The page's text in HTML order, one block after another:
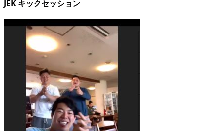
JEK キックセッション